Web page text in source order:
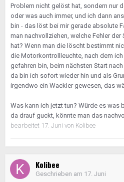
Problem nicht gelöst hat, sondern nur
oder was auch immer, und ich dann
bin - das löst bei mir gerade absolute
man nachvollziehen, welche Fehler
hat? Wenn man die löscht bestimmt
die Motorkontrollleuchte, nach dem
gefahren bin, beim nächsten Start
da bin ich sofort wieder hin und als
irgendwo ein Wackler gewesen, das
Was kann ich jetzt tun? Würde es was
da drauf guckt, könnte man das
bearbeitet 17. Juni von Kolibee
Kolibee
Geschrieben am 17. Juni